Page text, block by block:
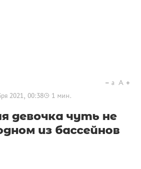
2021, 00:38 1 мин.
a A
девочка чуть не
из бассейнов